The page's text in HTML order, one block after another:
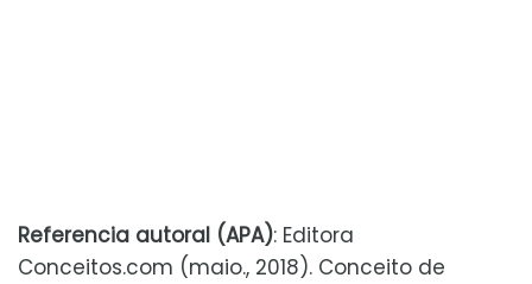
Referencia autoral (APA): Editora
Conceitos.com (maio., 2018). Conceito de